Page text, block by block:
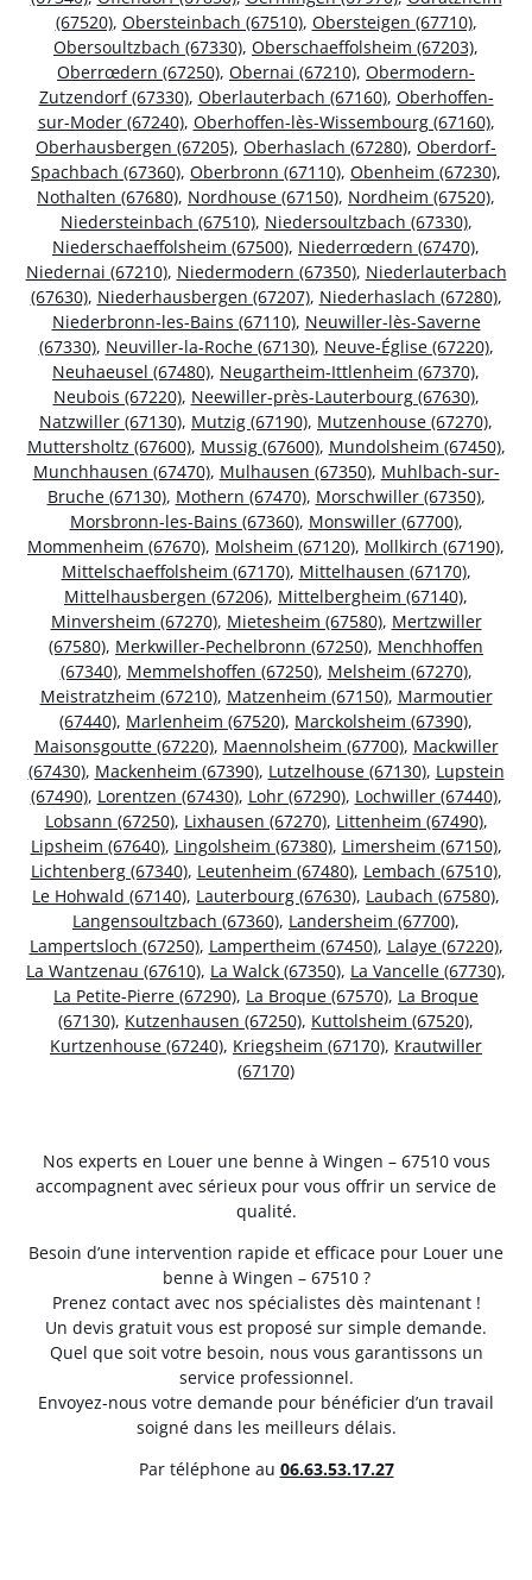
(67520), Obersteinbach (67510), Obersteigen (67710),
Obersoultzbach (67330), Oberschaeffolsheim (67203),
Oberrœdern (67250), Obernai (67210), Obermodern-
Zutzendorf (67330), Oberlauterbach (67160), Oberhoffen-
sur-Moder (67240), Oberhoffen-lès-Wissembourg (67160),
Oberhausbergen (67205), Oberhaslach (67280), Oberdorf-
Spachbach (67360), Oberbronn (67110), Obenheim (67230),
Nothalten (67680), Nordhouse (67150), Nordheim (67520),
Niedersteinbach (67510), Niedersoultzbach (67330),
Niederschaeffolsheim (67500), Niederrœdern (67470),
Niedernai (67210), Niedermodern (67350), Niederlauterbach
(67630), Niederhausbergen (67207), Niederhaslach (67280),
Niederbronn-les-Bains (67110), Neuwiller-lès-Saverne
(67330), Neuviller-la-Roche (67130), Neuve-Église (67220),
Neuhaeusel (67480), Neugartheim-Ittlenheim (67370),
Neubois (67220), Neewiller-près-Lauterbourg (67630),
Natzwiller (67130), Mutzig (67190), Mutzenhouse (67270),
Muttersholtz (67600), Mussig (67600), Mundolsheim (67450),
Munchhausen (67470), Mulhausen (67350), Muhlbach-sur-
Bruche (67130), Mothern (67470), Morschwiller (67350),
Morsbronn-les-Bains (67360), Monswiller (67700),
Mommenheim (67670), Molsheim (67120), Mollkirch (67190),
Mittelschaeffolsheim (67170), Mittelhausen (67170),
Mittelhausbergen (67206), Mittelbergheim (67140),
Minversheim (67270), Mietesheim (67580), Mertzwiller
(67580), Merkwiller-Pechelbronn (67250), Menchhoffen
(67340), Memmelshoffen (67250), Melsheim (67270),
Meistratzheim (67210), Matzenheim (67150), Marmoutier
(67440), Marlenheim (67520), Marckolsheim (67390),
Maisonsgoutte (67220), Maennolsheim (67700), Mackwiller
(67430), Mackenheim (67390), Lutzelhouse (67130), Lupstein
(67490), Lorentzen (67430), Lohr (67290), Lochwiller (67440),
Lobsann (67250), Lixhausen (67270), Littenheim (67490),
Lipsheim (67640), Lingolsheim (67380), Limersheim (67150),
Lichtenberg (67340), Leutenheim (67480), Lembach (67510),
Le Hohwald (67140), Lauterbourg (67630), Laubach (67580),
Langensoultzbach (67360), Landersheim (67700),
Lampertsloch (67250), Lampertheim (67450), Lalaye (67220),
La Wantzenau (67610), La Walck (67350), La Vancelle (67730),
La Petite-Pierre (67290), La Broque (67570), La Broque
(67130), Kutzenhausen (67250), Kuttolsheim (67520),
Kurtzenhouse (67240), Kriegsheim (67170), Krautwiller
(67170)
Nos experts en Louer une benne à Wingen – 67510 vous
accompagnent avec sérieux pour vous offrir un service de
qualité.
Besoin d’une intervention rapide et efficace pour Louer une
benne à Wingen – 67510 ?
Prenez contact avec nos spécialistes dès maintenant !
Un devis gratuit vous est proposé sur simple demande.
Quel que soit votre besoin, nous vous garantissons un
service professionnel.
Envoyez-nous votre demande pour bénéficier d’un travail
soigné dans les meilleurs délais.
Par téléphone au 06.63.53.17.27